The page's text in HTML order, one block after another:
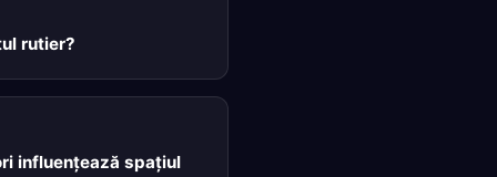
rutier?
influențează spațiul